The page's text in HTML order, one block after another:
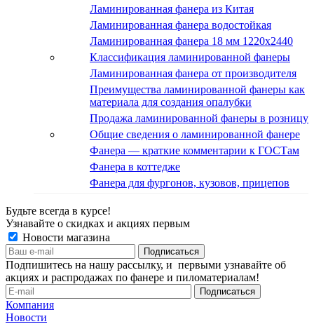
Ламинированная фанера из Китая
Ламинированная фанера водостойкая
Ламинированная фанера 18 мм 1220x2440
Классификация ламинированной фанеры
Ламинированная фанера от производителя
Преимущества ламинированной фанеры как
материала для создания опалубки
Продажа ламинированной фанеры в розницу
Общие сведения о ламинированной фанере
Фанера — краткие комментарии к ГОСТам
Фанера в коттедже
Фанера для фургонов, кузовов, прицепов
Будьте всегда в курсе!
Узнавайте о скидках и акциях первым
Новости магазина
Подпишитесь на нашу рассылку, и первыми узнавайте об
акциях и распродажах по фанере и пиломатериалам!
Компания
Новости